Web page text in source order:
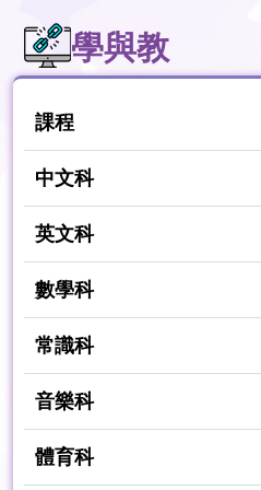
學與教
課程
中文科
英文科
數學科
常識科
音樂科
體育科